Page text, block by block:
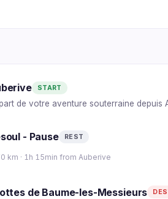
START
de votre aventure souterraine
- Pause REST
km · 1h 15min from Auberive
de Baume-les-Messieurs